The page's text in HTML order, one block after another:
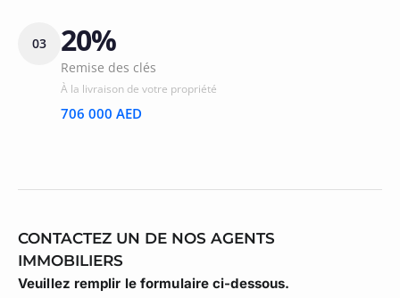
03 20%
Remise des clés
À la livraison de votre propriété
706 000 AED
CONTACTEZ UN DE NOS AGENTS
IMMOBILIERS
Veuillez remplir le formulaire ci-dessous.